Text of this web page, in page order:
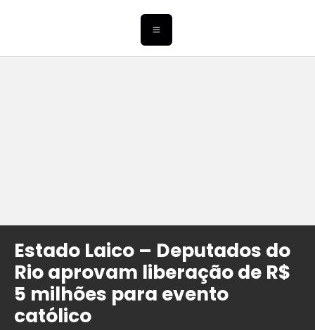
Estado Laico – Deputados do
Rio aprovam liberação de R$
5 milhões para evento
católico